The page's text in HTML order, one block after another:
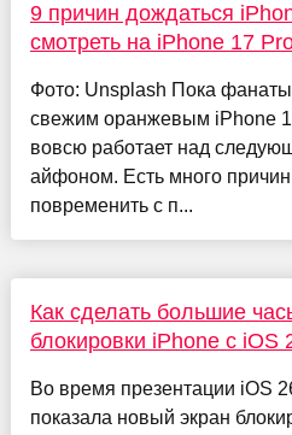
9 причин дождаться
смотреть на iPhone 17
Фото: Unsplash Пока
свежим оранжевым iPhone
вовсю работает над
айфоном. Есть много причин
повременить с п...
Как сделать большие
блокировки iPhone с iOS
Во время презентации iOS
показала новый экран